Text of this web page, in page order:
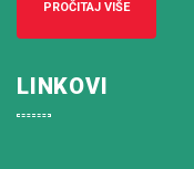
PROČITAJ VIŠE
LINKOVI